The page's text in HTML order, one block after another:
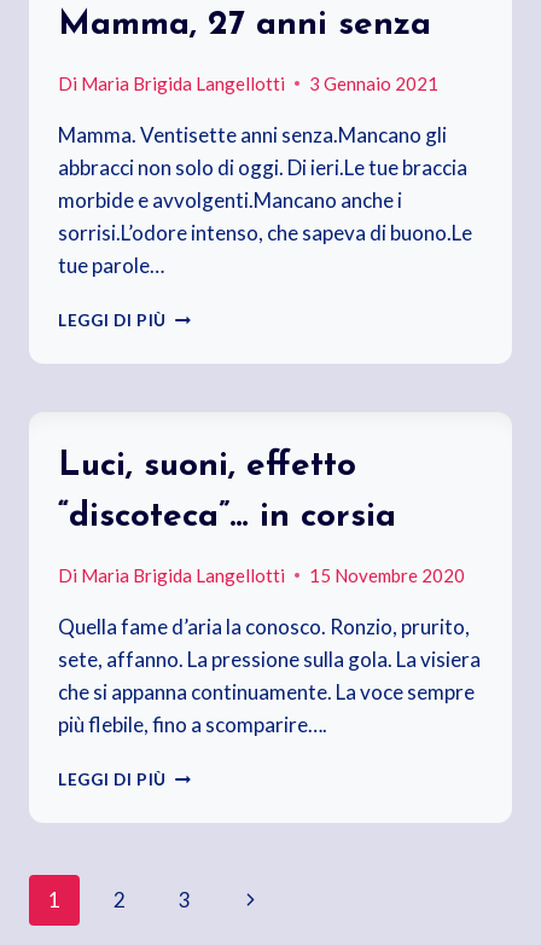
Mamma, 27 anni senza
Di Maria Brigida Langellotti 3 Gennaio 2021
Mamma. Ventisette anni senza.Mancano gli
abbracci non solo di oggi. Di ieri.Le tue braccia
morbide e avvolgenti.Mancano anche i
sorrisi.L’odore intenso, che sapeva di buono.Le
tue parole…
LEGGI DI PIÙ MAMMA,
ANNI
Luci, suoni, effetto
“discoteca”… in corsia
Di Maria Brigida Langellotti 15 Novembre 2020
Quella fame d’aria la conosco. Ronzio, prurito,
sete, affanno. La pressione sulla gola. La visiera
che si appanna continuamente. La voce sempre
più flebile, fino a scomparire….
LEGGI DI PIÙ LUCI,
EFFETTO
CORSIA
Navigazione
1 2 3
Pagina